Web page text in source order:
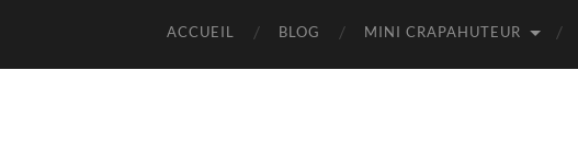
ACCUEIL BLOG MINI CRAPAHUTEUR